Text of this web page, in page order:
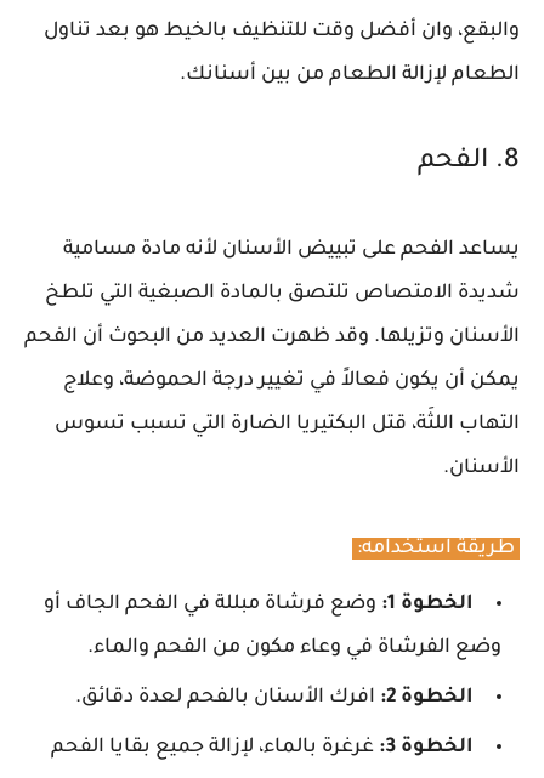
والبقع، وان أفضل وقت للتنظيف بالخيط هو بعد تناول
الطعام لإزالة الطعام من بين أسنانك.
8. الفحم
يساعد الفحم على تبييض الأسنان لأنه مادة مسامية
شديدة الامتصاص تلتصق بالمادة الصبغية التي تلطخ
الأسنان وتزيلها. وقد ظهرت العديد من البحوث أن الفحم
يمكن أن يكون فعالاً في تغيير درجة الحموضة، وعلاج
التهاب اللثَة، قتل البكتيريا الضارة التي تسبب تسوس
الأسنان.
طريقة استخدامه:
الخطوة 1:
وضع فرشاة مبللة في الفحم الجاف أو
وضع الفرشاة في وعاء مكون من الفحم والماء.
الخطوة 2: افرك الأسنان بالفحم لعدة دقائق.
الخطوة 3:
غرغرة بالماء، لإزالة جميع بقايا الفحم